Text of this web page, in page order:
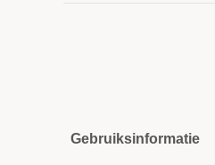
Gebruiksinformatie